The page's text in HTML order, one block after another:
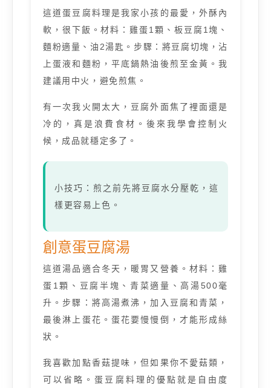
這道蛋豆腐料理是我家小孩的最愛，外酥內
軟，很下飯。材料：雞蛋1顆、板豆腐1塊、
麵粉適量、油2湯匙。步驟：將豆腐切塊，沾
上蛋液和麵粉，平底鍋熱油後煎至金黃。我
建議用中火，避免煎焦。
有一次我火開太大，豆腐外面焦了裡面還是
冷的，真是浪費食材。後來我學會控制火
候，成品就穩定多了。
小技巧：煎之前先將豆腐水分壓乾，這
樣更容易上色。
創意蛋豆腐湯
這道湯品適合冬天，暖胃又營養。材料：雞
蛋1顆、豆腐半塊、青菜適量、高湯500毫
升。步驟：將高湯煮沸，加入豆腐和青菜，
最後淋上蛋花。蛋花要慢慢倒，才能形成絲
狀。
我喜歡加點香菇提味，但如果你不愛菇類，
可以省略。蛋豆腐料理的優點就是自由度